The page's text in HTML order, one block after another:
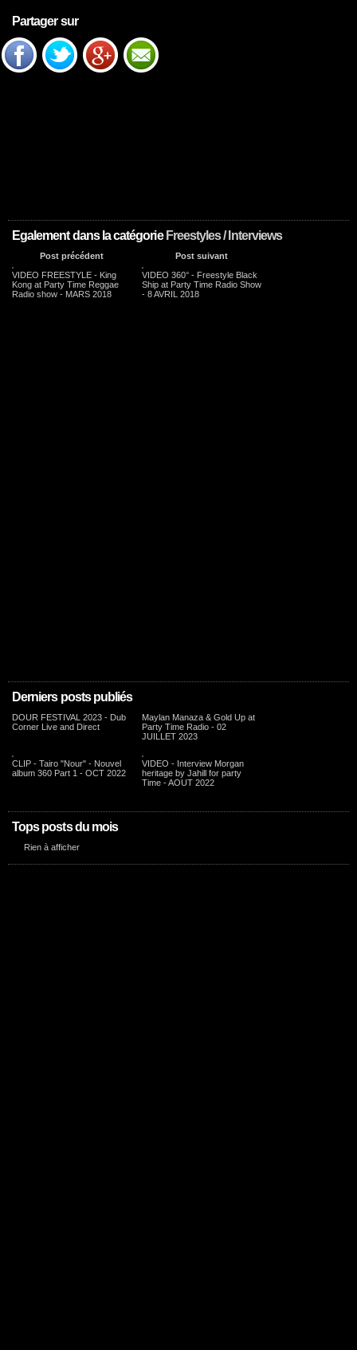
Partager sur
Egalement dans la catégorie Freestyles / Interviews
Post précédent
VIDEO FREESTYLE - King
Kong at Party Time Reggae
Radio show - MARS 2018
Post suivant
VIDEO 360° - Freestyle Black
Ship at Party Time Radio Show
- 8 AVRIL 2018
Derniers posts publiés
DOUR FESTIVAL 2023 - Dub
Corner Live and Direct
Maylan Manaza & Gold Up at
Party Time Radio - 02
JUILLET 2023
CLIP - Tairo "Nour" - Nouvel
album 360 Part 1 - OCT 2022
VIDEO - Interview Morgan
heritage by Jahill for party
Time - AOUT 2022
Tops posts du mois
Rien à afficher